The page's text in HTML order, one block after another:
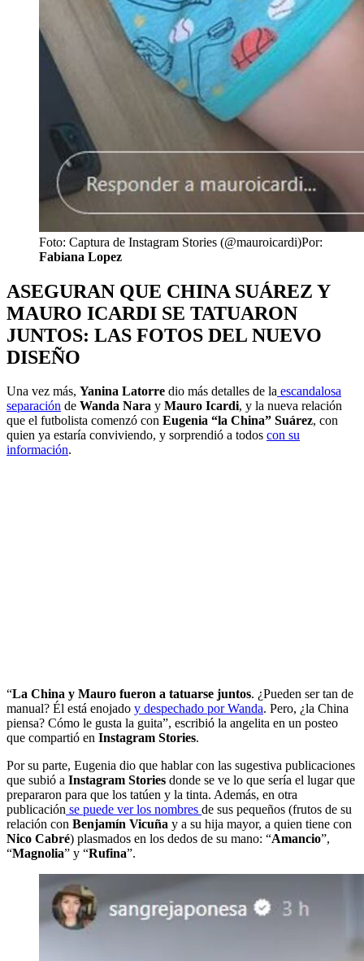
Foto: Captura de Instagram Stories (@mauroicardi)Por:
Fabiana Lopez
ASEGURAN QUE CHINA SUÁREZ Y
MAURO ICARDI SE TATUARON
JUNTOS: LAS FOTOS DEL NUEVO
DISEÑO
Una vez más, Yanina Latorre dio más detalles de la escandalosa
separación de Wanda Nara y Mauro Icardi, y la nueva relación
que el futbolista comenzó con Eugenia “la China” Suárez, con
quien ya estaría conviviendo, y sorprendió a todos con su
información.
“La China y Mauro fueron a tatuarse juntos. ¿Pueden ser tan de
manual? Él está enojado y despechado por Wanda. Pero, ¿la China
piensa? Cómo le gusta la guita”, escribió la angelita en un posteo
que compartió en Instagram Stories.
Por su parte, Eugenia dio que hablar con las sugestiva publicaciones
que subió a Instagram Stories donde se ve lo que sería el lugar que
prepararon para que los tatúen y la tinta. Además, en otra
publicación se puede ver los nombres de sus pequeños (frutos de su
relación con Benjamín Vicuña y a su hija mayor, a quien tiene con
Nico Cabré) plasmados en los dedos de su mano: “Amancio”,
“Magnolia” y “Rufina”.